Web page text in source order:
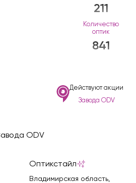
211
Количество
оптик
841
Действуют акции
Завода ODV
ODV
Оптикстайл
Владимирская область,